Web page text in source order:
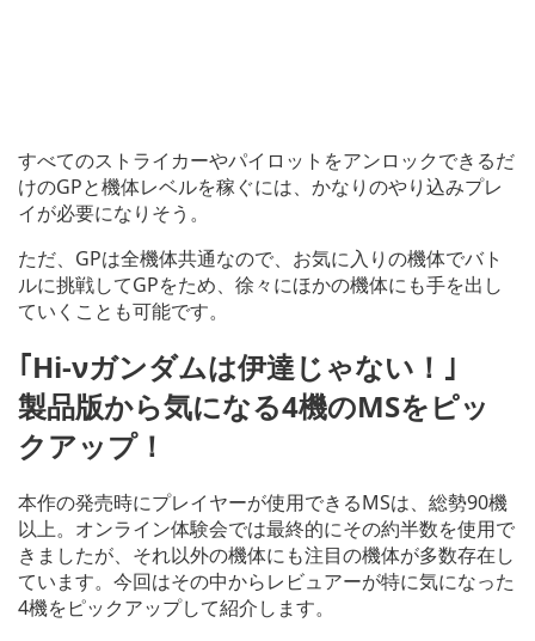
すべてのストライカーやパイロットをアンロックできるだ
けのGPと機体レベルを稼ぐには、かなりのやり込みプレ
イが必要になりそう。
ただ、GPは全機体共通なので、お気に入りの機体でバト
ルに挑戦してGPをため、徐々にほかの機体にも手を出し
ていくことも可能です。
｢Hi-νガンダムは伊達じゃない！｣
製品版から気になる4機のMSをピッ
クアップ！
本作の発売時にプレイヤーが使用できるMSは、総勢90機
以上。オンライン体験会では最終的にその約半数を使用で
きましたが、それ以外の機体にも注目の機体が多数存在し
ています。今回はその中からレビュアーが特に気になった
4機をピックアップして紹介します。